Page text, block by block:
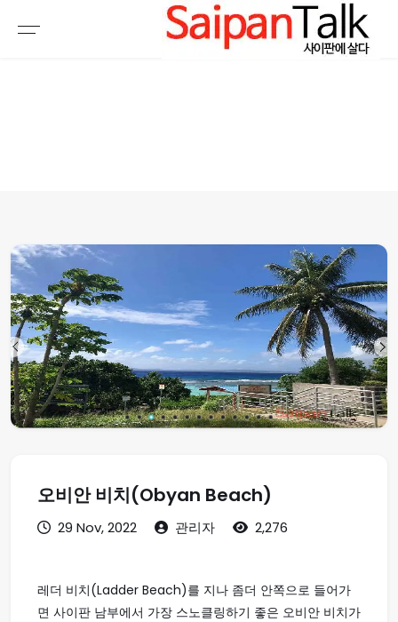
오비안 비치(Obyan Beach)
29 Nov, 2022 관리자 2,276
레더 비치(Ladder Beach)를 지나 좀더 안쪽으로 들어가
면 사이판 남부에서 가장 스노클링하기 좋은 오비안 비치가
여행정보
생활정보